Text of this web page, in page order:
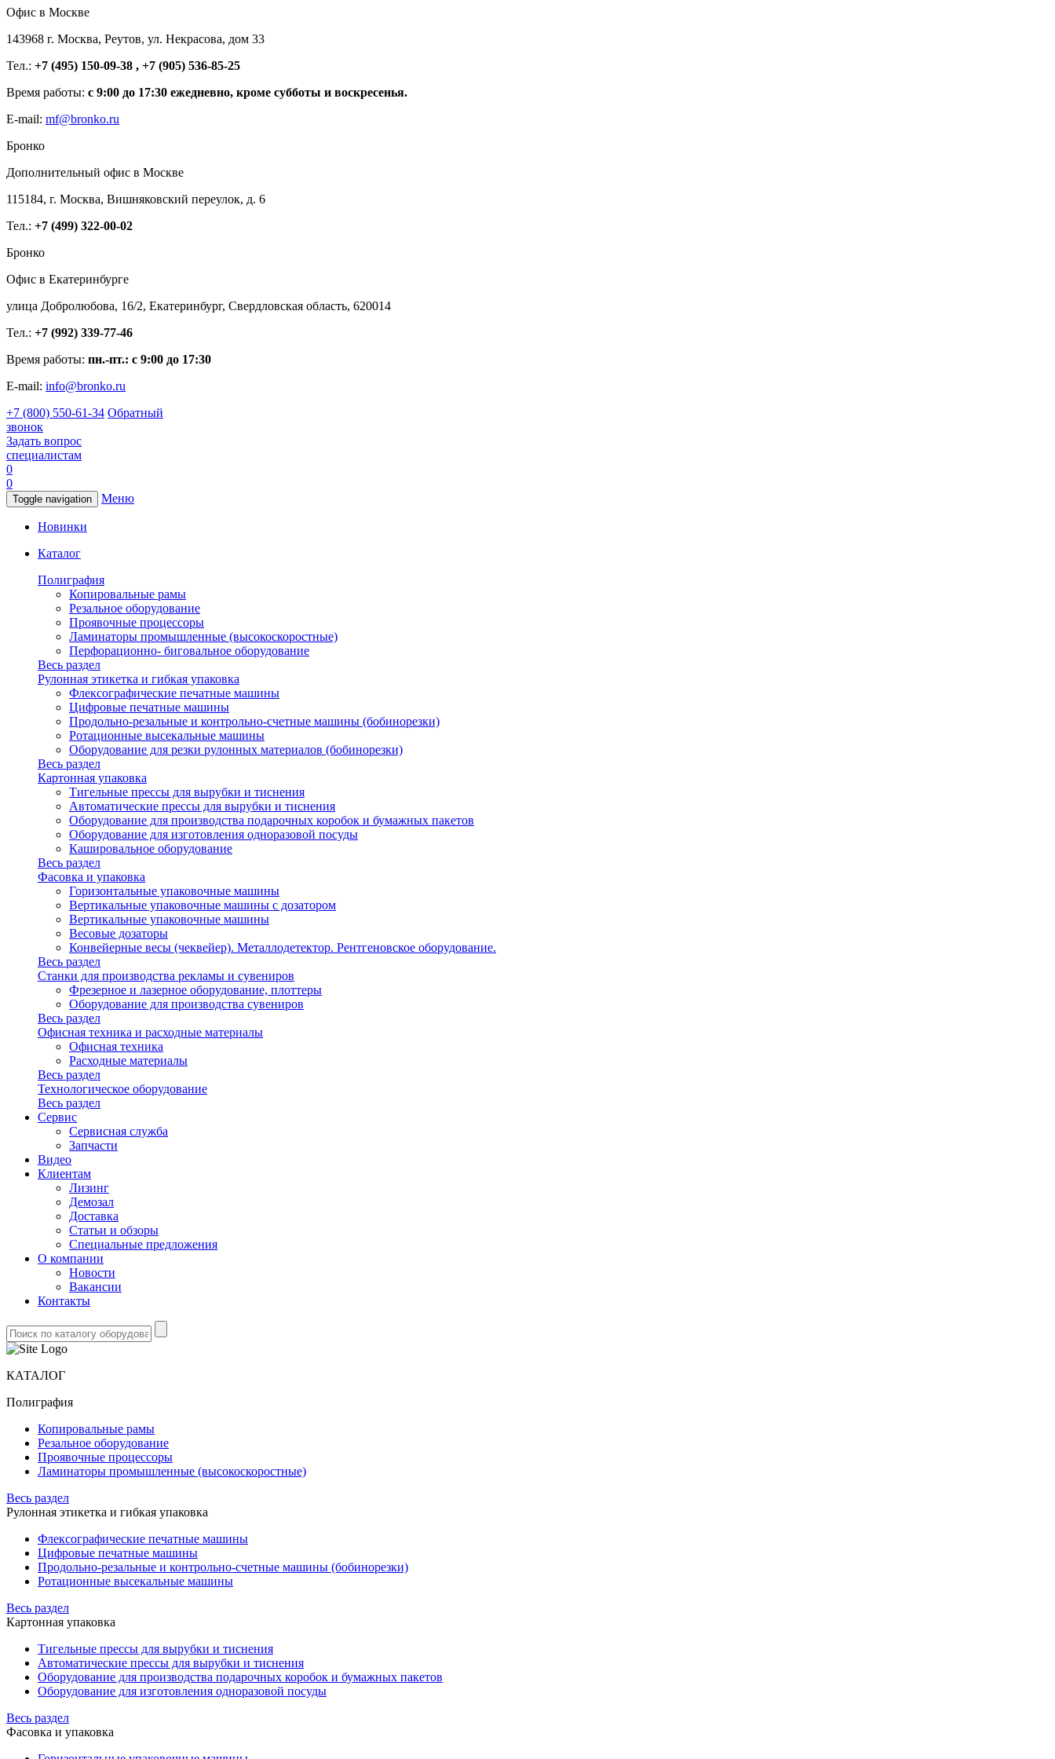
Офис в Москве
143968 г. Москва, Реутов, ул. Некрасова, дом 33
Тел.: +7 (495) 150-09-38 , +7 (905) 536-85-25
Время работы: с 9:00 до 17:30 ежедневно, кроме субботы и воскресенья.
E-mail: mf@bronko.ru
Бронко
Дополнительный офис в Москве
115184, г. Москва, Вишняковский переулок, д. 6
Тел.: +7 (499) 322-00-02
Бронко
Офис в Екатеринбурге
улица Добролюбова, 16/2, Екатеринбург, Свердловская область, 620014
Тел.: +7 (992) 339-77-46
Время работы: пн.-пт.: с 9:00 до 17:30
E-mail: info@bronko.ru
+7 (800) 550-61-34 Обратный
звонок
Задать вопрос
специалистам
0
0
Toggle navigation Меню
Новинки
Каталог
Полиграфия
Копировальные рамы
Резальное оборудование
Проявочные процессоры
Ламинаторы промышленные (высокоскоростные)
Перфорационно- биговальное оборудование
Весь раздел
Рулонная этикетка и гибкая упаковка
Флексографические печатные машины
Цифровые печатные машины
Продольно-резальные и контрольно-счетные машины (бобинорезки)
Ротационные высекальные машины
Оборудование для резки рулонных материалов (бобинорезки)
Весь раздел
Картонная упаковка
Тигельные прессы для вырубки и тиснения
Автоматические прессы для вырубки и тиснения
Оборудование для производства подарочных коробок и бумажных пакетов
Оборудование для изготовления одноразовой посуды
Кашировальное оборудование
Весь раздел
Фасовка и упаковка
Горизонтальные упаковочные машины
Вертикальные упаковочные машины с дозатором
Вертикальные упаковочные машины
Весовые дозаторы
Конвейерные весы (чеквейер). Металлодетектор. Рентгеновское оборудование.
Весь раздел
Станки для производства рекламы и сувениров
Фрезерное и лазерное оборудование, плоттеры
Оборудование для производства сувениров
Весь раздел
Офисная техника и расходные материалы
Офисная техника
Расходные материалы
Весь раздел
Технологическое оборудование
Весь раздел
Сервис
Сервисная служба
Запчасти
Видео
Клиентам
Лизинг
Демозал
Доставка
Статьи и обзоры
Специальные предложения
О компании
Новости
Вакансии
Контакты
КАТАЛОГ
Полиграфия
Копировальные рамы
Резальное оборудование
Проявочные процессоры
Ламинаторы промышленные (высокоскоростные)
Весь раздел
Рулонная этикетка и гибкая упаковка
Флексографические печатные машины
Цифровые печатные машины
Продольно-резальные и контрольно-счетные машины (бобинорезки)
Ротационные высекальные машины
Весь раздел
Картонная упаковка
Тигельные прессы для вырубки и тиснения
Автоматические прессы для вырубки и тиснения
Оборудование для производства подарочных коробок и бумажных пакетов
Оборудование для изготовления одноразовой посуды
Весь раздел
Фасовка и упаковка